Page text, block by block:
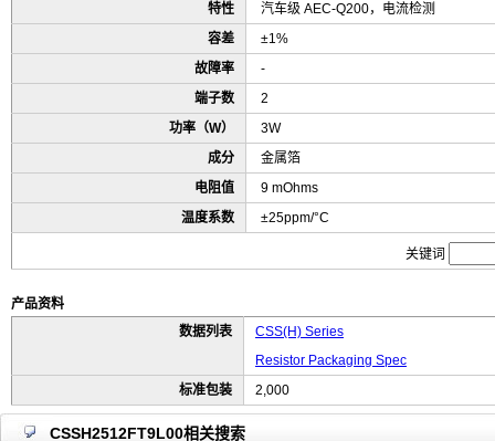
特性
汽车级 AEC-Q200，电流检测
容差
±1%
故障率
-
端子数
2
功率（W）
3W
成分
金属箔
电阻值
9 mOhms
温度系数
±25ppm/°C
关键词
产品资料
数据列表
CSS(H) Series
Resistor Packaging Spec
标准包装
2,000
CSSH2512FT9L00相关搜索